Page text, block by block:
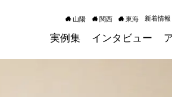
山陽 関西 東海 新着情報
実例集 インタビュー